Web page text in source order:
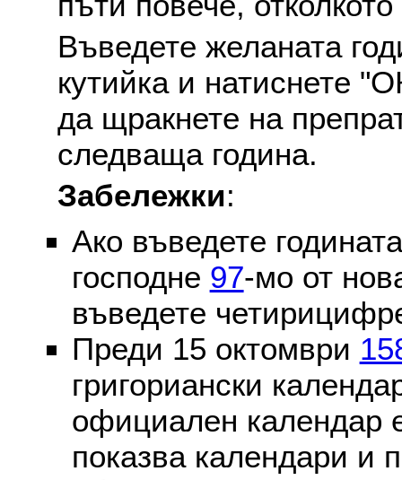
Въведете желаната
кутийка и натиснете
да щракнете на
следваща година.
Забележки:
Ако въведете
господне 97-мо от
въведете
Преди 15 октомври
григориански
официален календар
показва календари и